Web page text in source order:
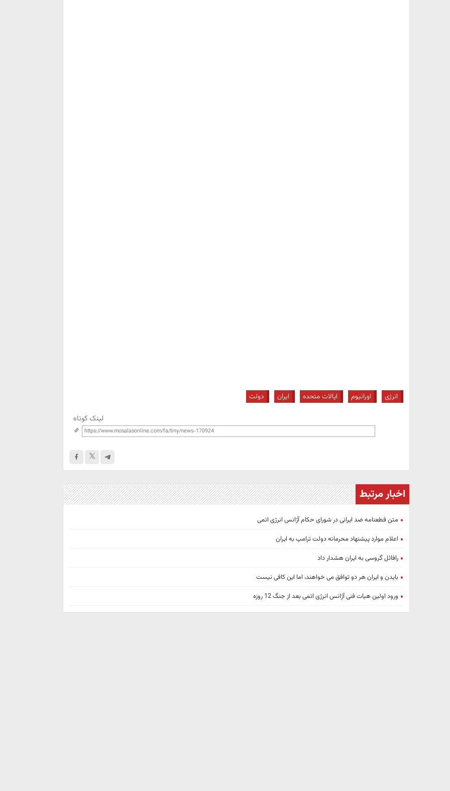
انرژی اورانیوم ایالات متحده ایران دولت
لینک کوتاه
اخبار مرتبط
متن قطعنامه ضد ایرانی در شورای حکام آژانس انرژی اتمی
اعلام موارد پیشنهاد محرمانه دولت ترامپ به ایران
رافائل گروسی به ایران هشدار داد
بایدن و ایران هر دو توافق می خواهند، اما این کافی نیست
ورود اولین هیات فنی آژانس انرژی اتمی بعد از جنگ 12 روزه